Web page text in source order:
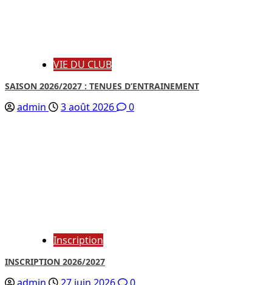
VIE DU CLUB
SAISON 2026/2027 : TENUES D’ENTRAINEMENT
admin 3 août 2026 0
Inscription
INSCRIPTION 2026/2027